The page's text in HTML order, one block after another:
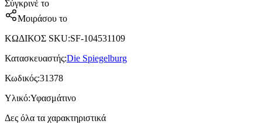
Σύγκρινέ το
Μοιράσου το
ΚΩΔΙΚΟΣ SKU:SF-104531109
Κατασκευαστής:Die Spiegelburg
Κωδικός:31378
Υλικό:Υφασμάτινο
Δες όλα τα χαρακτηριστικά